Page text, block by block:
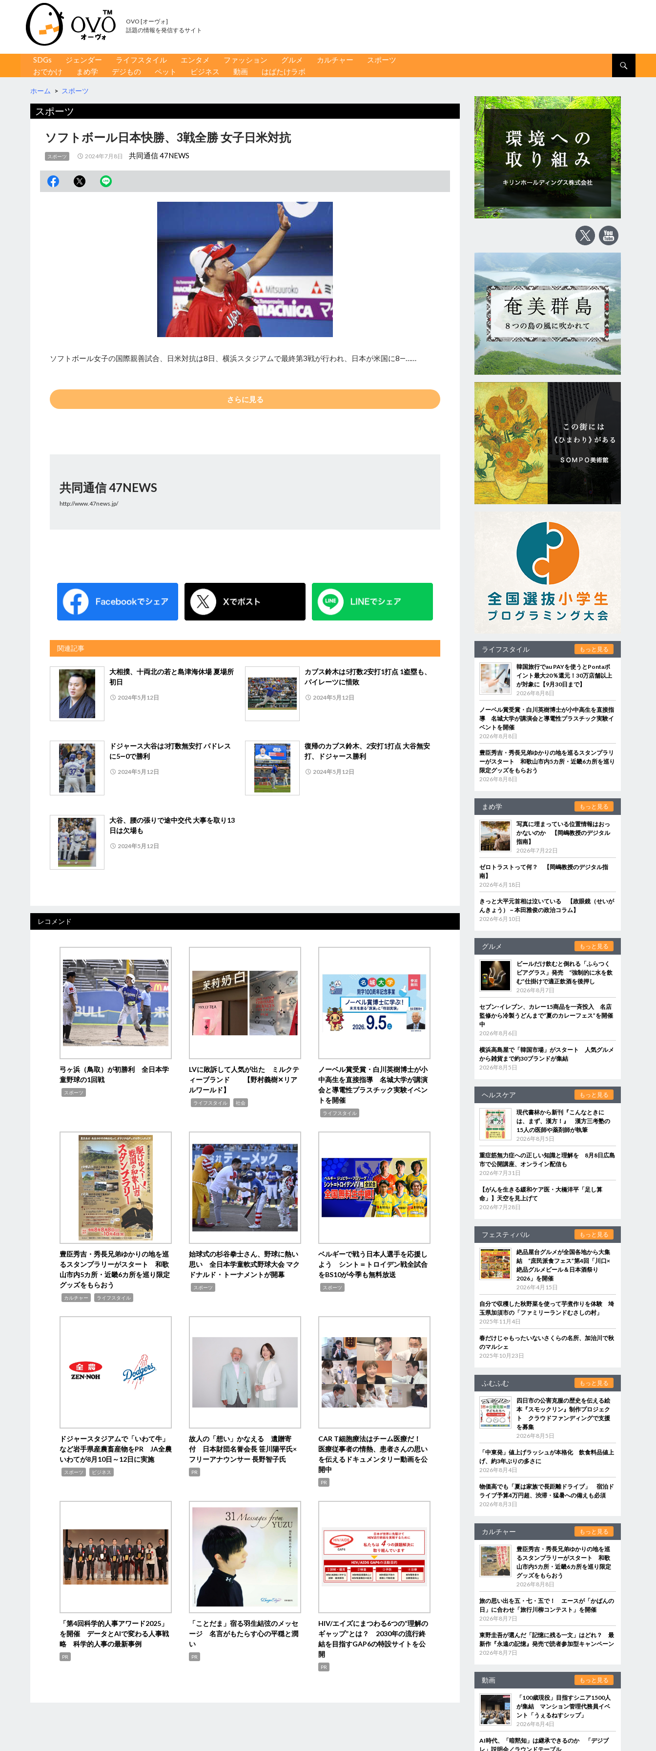
OVO [オーヴォ]
話題の情報を発信するサイト
コンテンツへ移動
SDGs ジェンダー ライフスタイル エンタメ ファッション グルメ カルチャー
スポーツ
おでかけ
まめ学 デジもの ペット ビジネス 動画 はばたけラボ
ホーム > スポーツ
スポーツ
ソフトボール日本快勝、3戦全勝 女子日米対抗
スポーツ 2024年7月8日 共同通信 47NEWS
ソフトボール女子の国際親善試合、日米対抗は8日、横浜スタジアムで最終第3戦が行われ、日本が米国に8―……
さらに見る
共同通信 47NEWS
http://www.47news.jp/
関連記事
大相撲、十両北の若と島津海休場 夏場所
初日
2024年5月12日
カブス鈴木は5打数2安打1打点 1盗塁も、
パイレーツに惜敗
2024年5月12日
ドジャース大谷は3打数無安打 パドレス
に5―0で勝利
2024年5月12日
復帰のカブス鈴木、2安打1打点 大谷無安
打、ドジャース勝利
2024年5月12日
大谷、腰の張りで途中交代 大事を取り13
日は欠場も
2024年5月12日
レコメンド
弓ヶ浜（鳥取）が初勝利 全日本学
童野球の1回戦
スポーツ
LVに敗訴して人気が出た ミルクテ
ィーブランド 【野村義樹✕リア
ルワールド】
ライフスタイル 社会
ノーベル賞受賞・白川英樹博士が小
中高生を直接指導 名城大学が講演
会と導電性プラスチック実験イベン
トを開催
ライフスタイル
豊臣秀吉・秀長兄弟ゆかりの地を巡
るスタンプラリーがスタート 和歌
山市内5カ所・近畿6カ所を巡り限定
グッズをもらおう
カルチャー ライフスタイル
始球式の杉谷拳士さん、野球に熱い
思い 全日本学童軟式野球大会 マク
ドナルド・トーナメントが開幕
スポーツ
ベルギーで戦う日本人選手を応援し
よう シント＝トロイデン戦全試合
をBS10が今季も無料放送
スポーツ
ドジャースタジアムで「いわて牛」
など岩手県産農畜産物をPR JA全農
いわてが8月10日～12日に実施
スポーツ ビジネス
故人の「想い」かなえる 遺贈寄
付 日本財団名誉会長 笹川陽平氏×
フリーアナウンサー 長野智子氏
PR
CAR T細胞療法はチーム医療だ！
医療従事者の情熱、患者さんの思い
を伝えるドキュメンタリー動画を公
開中
PR
「第4回科学的人事アワード2025」
を開催 データとAIで変わる人事戦
略 科学的人事の最新事例
PR
「ことだま」宿る羽生結弦のメッセ
ージ 名言がもたらす心の平穏と潤
い
PR
HIV/エイズにまつわる6つの“理解の
ギャップ”とは？ 2030年の流行終
結を目指すGAP6の特設サイトを公
開
PR
ライフスタイル もっと見る
韓国旅行でau PAYを使うとPontaポ
イント最大20％還元！30万店舗以上
が対象に【9月30日まで】
2026年8月8日
ノーベル賞受賞・白川英樹博士が小中高生を直接指
導 名城大学が講演会と導電性プラスチック実験イ
ベントを開催
2026年8月8日
豊臣秀吉・秀長兄弟ゆかりの地を巡るスタンプラリ
ーがスタート 和歌山市内5カ所・近畿6カ所を巡り
限定グッズをもらおう
2026年8月8日
まめ学 もっと見る
写真に埋まっている位置情報はおっ
かないのか 【岡嶋教授のデジタル
指南】
2026年7月22日
ゼロトラストって何？ 【岡嶋教授のデジタル指
南】
2026年6月18日
きっと大平元首相は泣いている 【政眼鏡（せいが
んきょう）－本田雅俊の政治コラム】
2026年6月10日
グルメ もっと見る
ビールだけ飲むと倒れる「ふらつく
ビアグラス」発売 “強制的に水を飲
む”仕掛けで適正飲酒を後押し
2026年8月7日
セブン‐イレブン、カレー15商品を一斉投入 名店
監修から冷製うどんまで“夏のカレーフェス”を開催
中
2026年8月6日
横浜高島屋で「韓国市場」がスタート 人気グルメ
から雑貨まで約30ブランドが集結
2026年8月5日
ヘルスケア もっと見る
現代書林から新刊『こんなときに
は、まず、漢方！』 漢方三考塾の
15人の医師や薬剤師が執筆
2026年8月5日
重症筋無力症への正しい知識と理解を 8月8日広島
市で公開講座、オンライン配信も
2026年7月31日
【がんを生きる緩和ケア医・大橋洋平「足し算
命」】天空を見上げて
2026年7月28日
フェスティバル もっと見る
絶品屋台グルメが全国各地から大集
結 “庶民派食フェス”第4回「川口×
絶品グルメビール＆日本酒祭り
2026」を開催
2026年4月15日
自分で収穫した秋野菜を使って芋煮作りを体験 埼
玉県加須市の「ファミリーランドむさしの村」
2025年11月4日
春だけじゃもったいないさくらの名所、加治川で秋
のマルシェ
2025年10月23日
ふむふむ もっと見る
四日市の公害克服の歴史を伝える絵
本『スモックリン』制作プロジェク
ト クラウドファンディングで支援
を募集
2026年8月5日
「中東発」値上げラッシュが本格化 飲食料品値上
げ、約3年ぶりの多さに
2026年8月4日
物価高でも「夏は家族で長距離ドライブ」 宿泊ド
ライブ予算4万円超、渋滞・猛暑への備えも必須
2026年8月3日
カルチャー もっと見る
豊臣秀吉・秀長兄弟ゆかりの地を巡
るスタンプラリーがスタート 和歌
山市内5カ所・近畿6カ所を巡り限定
グッズをもらおう
2026年8月8日
旅の思い出を五・七・五で！ エースが「かばんの
日」に合わせ「旅行川柳コンテスト」を開催
2026年8月7日
東野圭吾が選んだ「記憶に残る一文」はどれ？ 最
新作『永遠の記憶』発売で読者参加型キャンペーン
2026年8月7日
動画 もっと見る
「100歳現役」目指すシニア1500人
が集結 マンション管理代務員イベ
ント「うぇるねすシップ」
2026年8月4日
AI時代、「暗黙知」は継承できるのか 「デジブ
レ」説明会／ラウンドテーブル